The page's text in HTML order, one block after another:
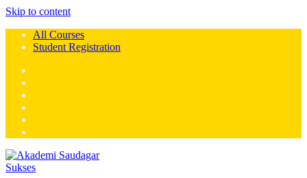
Skip to content
All Courses
Student Registration